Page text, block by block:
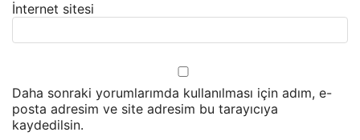
İnternet sitesi
Daha sonraki yorumlarımda kullanılması için adım, e-
posta adresim ve site adresim bu tarayıcıya
kaydedilsin.